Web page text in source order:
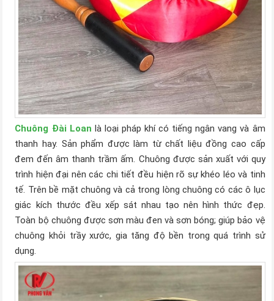
Chuông Đài Loan là loại pháp khí có tiếng ngân vang và âm
thanh hay. Sản phẩm được làm từ chất liệu đồng cao cấp
đem đến âm thanh trầm ấm. Chuông được sản xuất với quy
trình hiện đại nên các chi tiết đều hiện rõ sự khéo léo và tinh
tế. Trên bề mặt chuông và cả trong lòng chuông có các ô lục
giác kích thước đều xếp sát nhau tạo nên hình thức đẹp.
Toàn bộ chuông được sơn màu đen và sơn bóng; giúp bảo vệ
chuông khỏi trầy xước, gia tăng độ bền trong quá trình sử
dụng.